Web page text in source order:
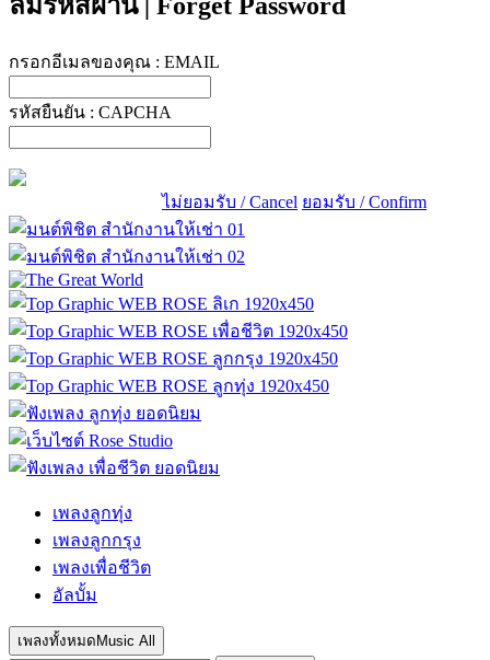
กรอกอีเมลของคุณ : EMAIL
รหัสยืนยัน : CAPCHA
ไม่ยอมรับ / Cancel ยอมรับ / Confirm
เพลงลูกทุ่ง
เพลงลูกกรุง
เพลงเพื่อชีวิต
อัลบั้ม
เพลงทั้งหมด Music All